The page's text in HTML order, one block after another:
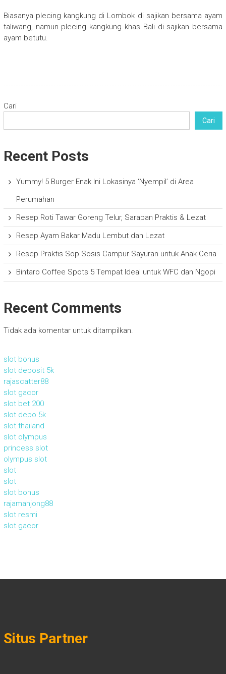
Biasanya plecing kangkung di Lombok di sajikan bersama ayam
taliwang, namun plecing kangkung khas Bali di sajikan bersama
ayam betutu.
Cari
Cari
Recent Posts
Yummy! 5 Burger Enak Ini Lokasinya ‘Nyempil’ di Area
Perumahan
Resep Roti Tawar Goreng Telur, Sarapan Praktis & Lezat
Resep Ayam Bakar Madu Lembut dan Lezat
Resep Praktis Sop Sosis Campur Sayuran untuk Anak Ceria
Bintaro Coffee Spots 5 Tempat Ideal untuk WFC dan Ngopi
Recent Comments
Tidak ada komentar untuk ditampilkan.
slot bonus
slot deposit 5k
rajascatter88
slot gacor
slot bet 200
slot depo 5k
slot thailand
slot olympus
princess slot
olympus slot
slot
slot
slot bonus
rajamahjong88
slot resmi
slot gacor
Situs Partner